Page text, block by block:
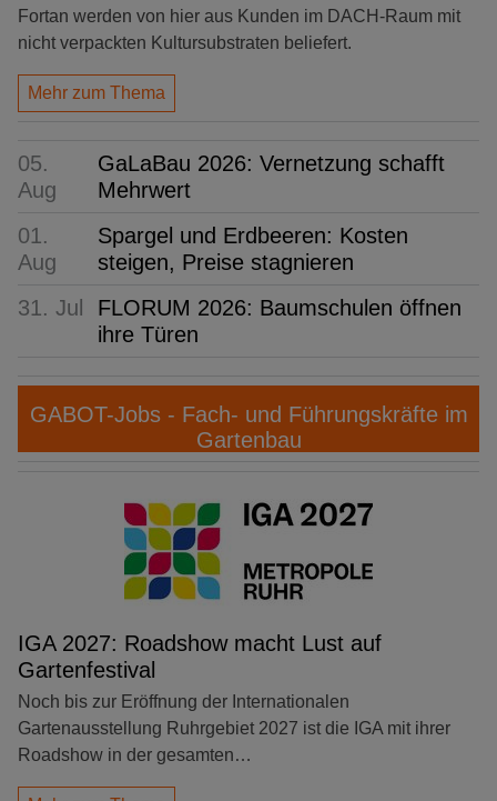
Fortan werden von hier aus Kunden im DACH-Raum mit
nicht verpackten Kultursubstraten beliefert.
Mehr zum Thema
05.
Aug
GaLaBau 2026: Vernetzung schafft
Mehrwert
01.
Aug
Spargel und Erdbeeren: Kosten
steigen, Preise stagnieren
31. Jul
FLORUM 2026: Baumschulen öffnen
ihre Türen
GABOT-Jobs - Fach- und Führungskräfte im
Gartenbau
IGA 2027: Roadshow macht Lust auf
Gartenfestival
Noch bis zur Eröffnung der Internationalen
Gartenausstellung Ruhrgebiet 2027 ist die IGA mit ihrer
Roadshow in der gesamten…